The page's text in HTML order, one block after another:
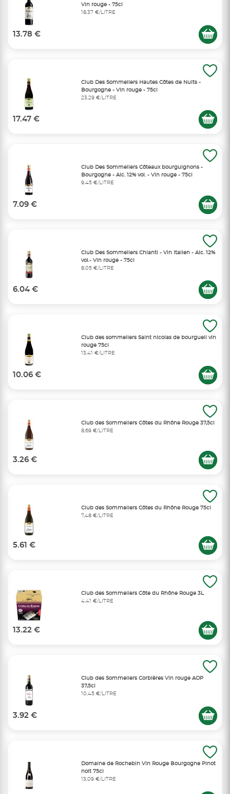
Vin rouge - 75cl
18,37 €/LITRE
13.78 €
Club Des Sommeliers Hautes Côtes de Nuits -
Bourgogne - Vin rouge - 75cl
23,29 €/LITRE
17.47 €
Club Des Sommeliers Côteaux bourguignons -
Bourgogne - Alc. 12% vol. - Vin rouge - 75cl
9,45 €/LITRE
7.09 €
Club Des Sommeliers Chianti - Vin Italien - Alc. 12%
vol.- Vin rouge - 75cl
8,05 €/LITRE
6.04 €
Club des sommeliers Saint nicolas de bourgueil vin
rouge 75cl
13,41 €/LITRE
10.06 €
Club des Sommeliers Côtes du Rhône Rouge 37,5cl
8,69 €/LITRE
3.26 €
Club des Sommeliers Côtes du Rhône Rouge 75cl
7,48 €/LITRE
5.61 €
Club des Sommeliers Côte du Rhône Rouge 3L
4,41 €/LITRE
13.22 €
Club des Sommeliers Corbières Vin rouge AOP
37,5cl
10,45 €/LITRE
3.92 €
Domaine de Rochebin Vin Rouge Bourgogne Pinot
noit 75cl
13,09 €/LITRE